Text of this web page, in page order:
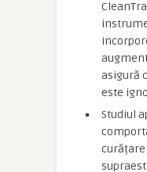
asigură
este
Studiul